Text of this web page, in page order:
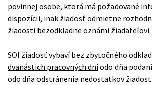
povinnej osobe, ktorá má požadované
dispozícii, inak žiadosť odmietne
žiadosti bezodkladne oznámi žiadateľovi.
SOI žiadosť vybaví bez zbytočného
dvanástich pracovných dníodo dňa
odo dňa odstránenia nedostatkov